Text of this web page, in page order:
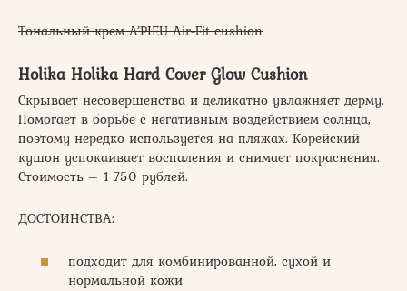
Тональный крем A’PIEU Air-Fit cushion
Holika Holika Hard Cover Glow Cushion
Скрывает несовершенства и деликатно увлажняет дерму.
Помогает в борьбе с негативным воздействием солнца,
поэтому нередко используется на пляжах. Корейский
кушон успокаивает воспаления и снимает покраснения.
Стоимость – 1 750 рублей.
ДОСТОИНСТВА:
подходит для комбинированной, сухой и
нормальной кожи